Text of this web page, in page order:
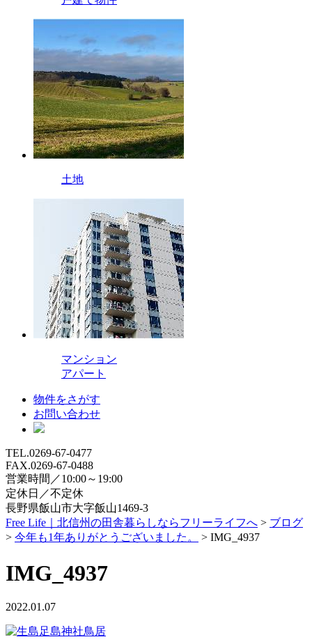
土地
マンション
アパート
物件をさがす
お問い合わせ
TEL.0269-67-0477
FAX.0269-67-0488
営業時間／10:00～19:00
定休日／不定休
長野県飯山市大字飯山1469-3
Free Life｜北信州の田舎暮らしならフリーライフへ > ブログ
> 今年も1年ありがとうございました。 > IMG_4937
IMG_4937
2022.01.07